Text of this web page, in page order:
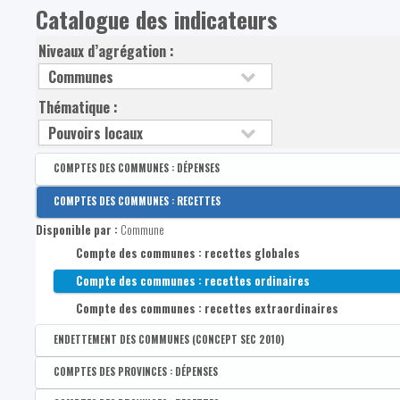
Catalogue des indicateurs
Niveaux d’agrégation :
Thématique :
COMPTES DES COMMUNES : DÉPENSES
Disponible par : Commune
Compte des communes : dépenses globales
Compte des communes : dépenses ordinaires
Compte des communes: dépenses extraordinaires
COMPTES DES COMMUNES : RECETTES
Disponible par : Commune
Compte des communes : recettes globales
Compte des communes : recettes ordinaires
Compte des communes : recettes extraordinaires
ENDETTEMENT DES COMMUNES (CONCEPT SEC 2010)
Disponible par : Commune
Compte des communes : dettes globales
COMPTES DES PROVINCES : DÉPENSES